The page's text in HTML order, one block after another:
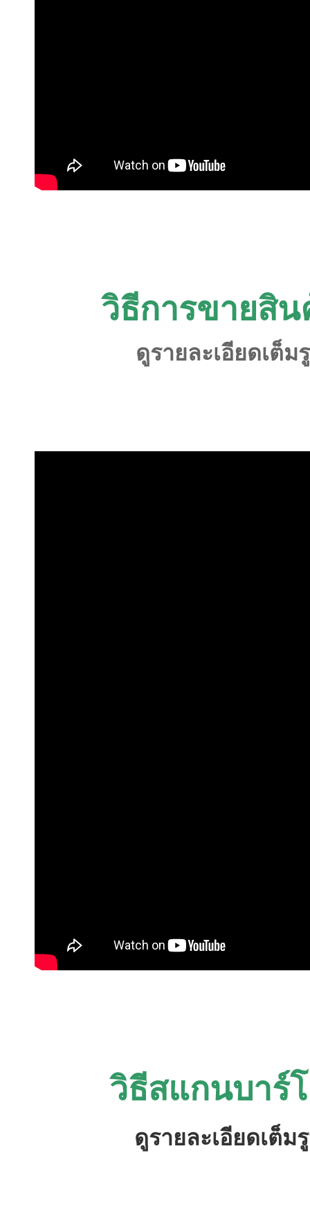
วิธีการขายสิ
ดูรายละเอียดเต็
วิธีสแกนบาร์
ดูรายละเอียดเต็